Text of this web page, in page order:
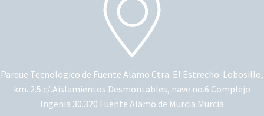
Parque Tecnologico de Fuente Alamo Ctra. El Estrecho-Lobosillo,
km. 2.5 c/.Aislamientos Desmontables, nave no.6 Complejo
Ingenia 30.320 Fuente Alamo de Murcia Murcia